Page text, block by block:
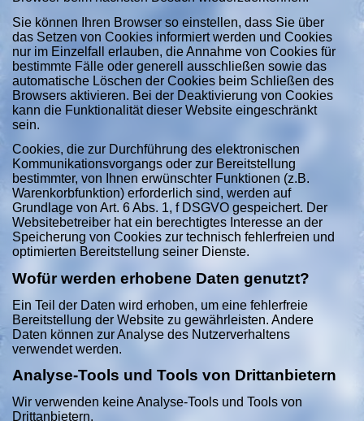
Sie können Ihren Browser so einstellen, dass Sie über
das Setzen von Cookies informiert werden und Cookies
nur im Einzelfall erlauben, die Annahme von Cookies für
bestimmte Fälle oder generell ausschließen sowie das
automatische Löschen der Cookies beim Schließen des
Browsers aktivieren. Bei der Deaktivierung von Cookies
kann die Funktionalität dieser Website eingeschränkt
sein.
Cookies, die zur Durchführung des elektronischen
Kommunikationsvorgangs oder zur Bereitstellung
bestimmter, von Ihnen erwünschter Funktionen (z.B.
Warenkorbfunktion) erforderlich sind, werden auf
Grundlage von Art. 6 Abs. 1, f DSGVO gespeichert. Der
Websitebetreiber hat ein berechtigtes Interesse an der
Speicherung von Cookies zur technisch fehlerfreien und
optimierten Bereitstellung seiner Dienste.
Wofür werden erhobene Daten genutzt?
Ein Teil der Daten wird erhoben, um eine fehlerfreie
Bereitstellung der Website zu gewährleisten. Andere
Daten können zur Analyse des Nutzerverhaltens
verwendet werden.
Analyse-Tools und Tools von Drittanbietern
Wir verwenden keine Analyse-Tools und Tools von
Drittanbietern.